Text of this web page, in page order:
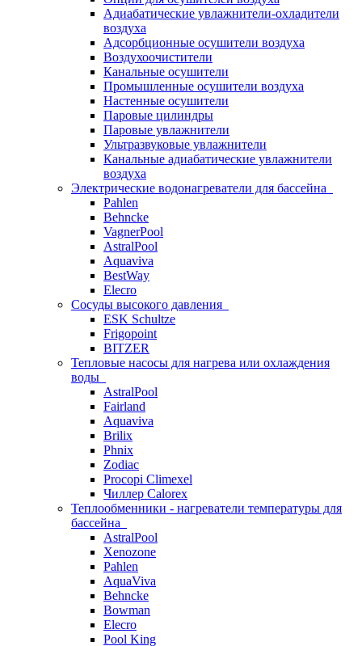
Адиабатические увлажнители-охладители
воздуха
Адсорбционные осушители воздуха
Воздухоочистители
Канальные осушители
Промышленные осушители воздуха
Настенные осушители
Паровые цилиндры
Паровые увлажнители
Ультразвуковые увлажнители
Канальные адиабатические увлажнители
воздуха
Электрические водонагреватели для бассейна
Pahlen
Behncke
VagnerPool
AstralPool
Aquaviva
BestWay
Elecro
Сосуды высокого давления
ESK Schultze
Frigopoint
BITZER
Тепловые насосы для нагрева или охлаждения
воды
AstralPool
Fairland
Aquaviva
Brilix
Phnix
Zodiac
Procopi Climexel
Чиллер Calorex
Теплообменники - нагреватели температуры для
бассейна
AstralPool
Xenozone
Pahlen
AquaViva
Behncke
Bowman
Elecro
Pool King